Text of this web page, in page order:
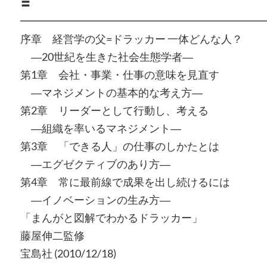
〓
序章 経営学の父=ドラッカー 一体どんな人？
―20世紀を生きた社会生態学者―
第1章 会社・事業・仕事の意味を見直す
―マネジメントの基本的な考え方―
第2章 リーダーとして行動し、考える
―組織を率いるマネジメント―
第3章 「できる人」の仕事のしかたとは
―エグゼクティブのあり方―
第4章 常に最前線で成果を出し続けるには
―イノベーションの生み方―
「まんがと図解でわかるドラッカー」
藤屋伸二監修
宝島社 (2010/12/18)